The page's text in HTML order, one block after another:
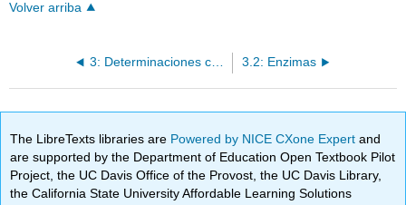
Volver arriba
3: Determinaciones cuantitativas 3.2: Enzimas
The LibreTexts libraries are Powered by NICE CXone Expertand
are supported by the Department of Education Open Textbook Pilot
Project, the UC Davis Office of the Provost, the UC Davis Library,
the California State University Affordable Learning Solutions